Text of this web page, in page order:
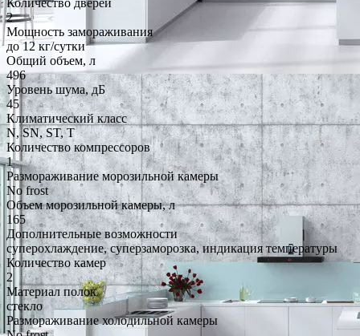
2
Мощность замораживания
до 12 кг/cутки
Общий объем, л
496
Уровень шума, дБ
45
Климатический класс
N, SN, ST, T
Количество компрессоров
1
Размораживание морозильной камеры
No frost
Объем морозильной камеры, л
165
Дополнительные возможности
суперохлаждение, суперзаморозка, индикация температуры
Количество камер
2
Материал полок
стекло
Размораживание холодильной камеры